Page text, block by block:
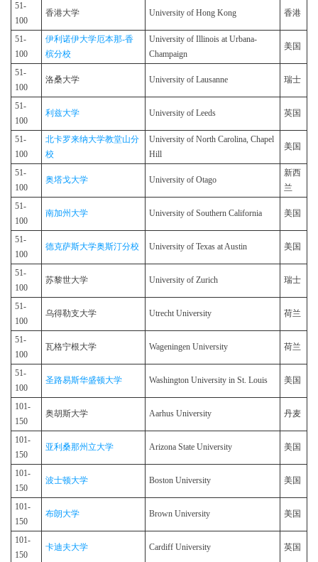
51-
100
香港大学 University of Hong Kong 香港
51-
100
伊利诺伊大学厄本那-香
槟分校
University of Illinois at Urbana-
Champaign
美国
51-
100
洛桑大学 University of Lausanne 瑞士
51-
100
利兹大学 University of Leeds 英国
51-
100
北卡罗来纳大学教堂山分
校
University of North Carolina, Chapel
Hill
美国
51-
100
奥塔戈大学 University of Otago
新西
兰
51-
100
南加州大学 University of Southern California 美国
51-
100
德克萨斯大学奥斯汀分校 University of Texas at Austin 美国
51-
100
苏黎世大学 University of Zurich 瑞士
51-
100
乌得勒支大学 Utrecht University 荷兰
51-
100
瓦格宁根大学 Wageningen University 荷兰
51-
100
圣路易斯华盛顿大学 Washington University in St. Louis 美国
101-
150
奥胡斯大学 Aarhus University 丹麦
101-
150
亚利桑那州立大学 Arizona State University 美国
101-
150
波士顿大学 Boston University 美国
101-
150
布朗大学 Brown University 美国
101-
150
卡迪夫大学 Cardiff University 英国